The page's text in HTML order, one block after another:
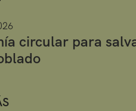
circular para